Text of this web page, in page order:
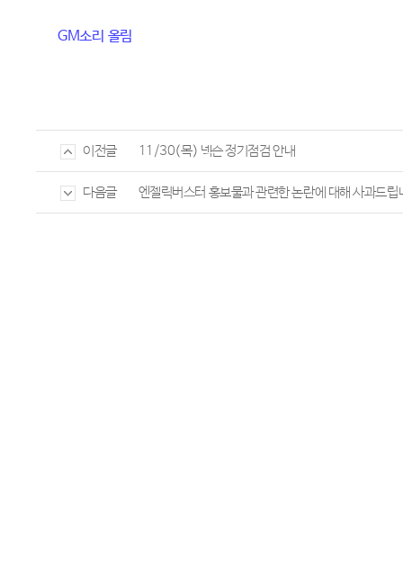
GM소리 올림
이전글 11/30(목) 넥슨 정기점검 안내
다음글 엔젤릭버스터 홍보물과 관련한 논란에 대해 사과드립